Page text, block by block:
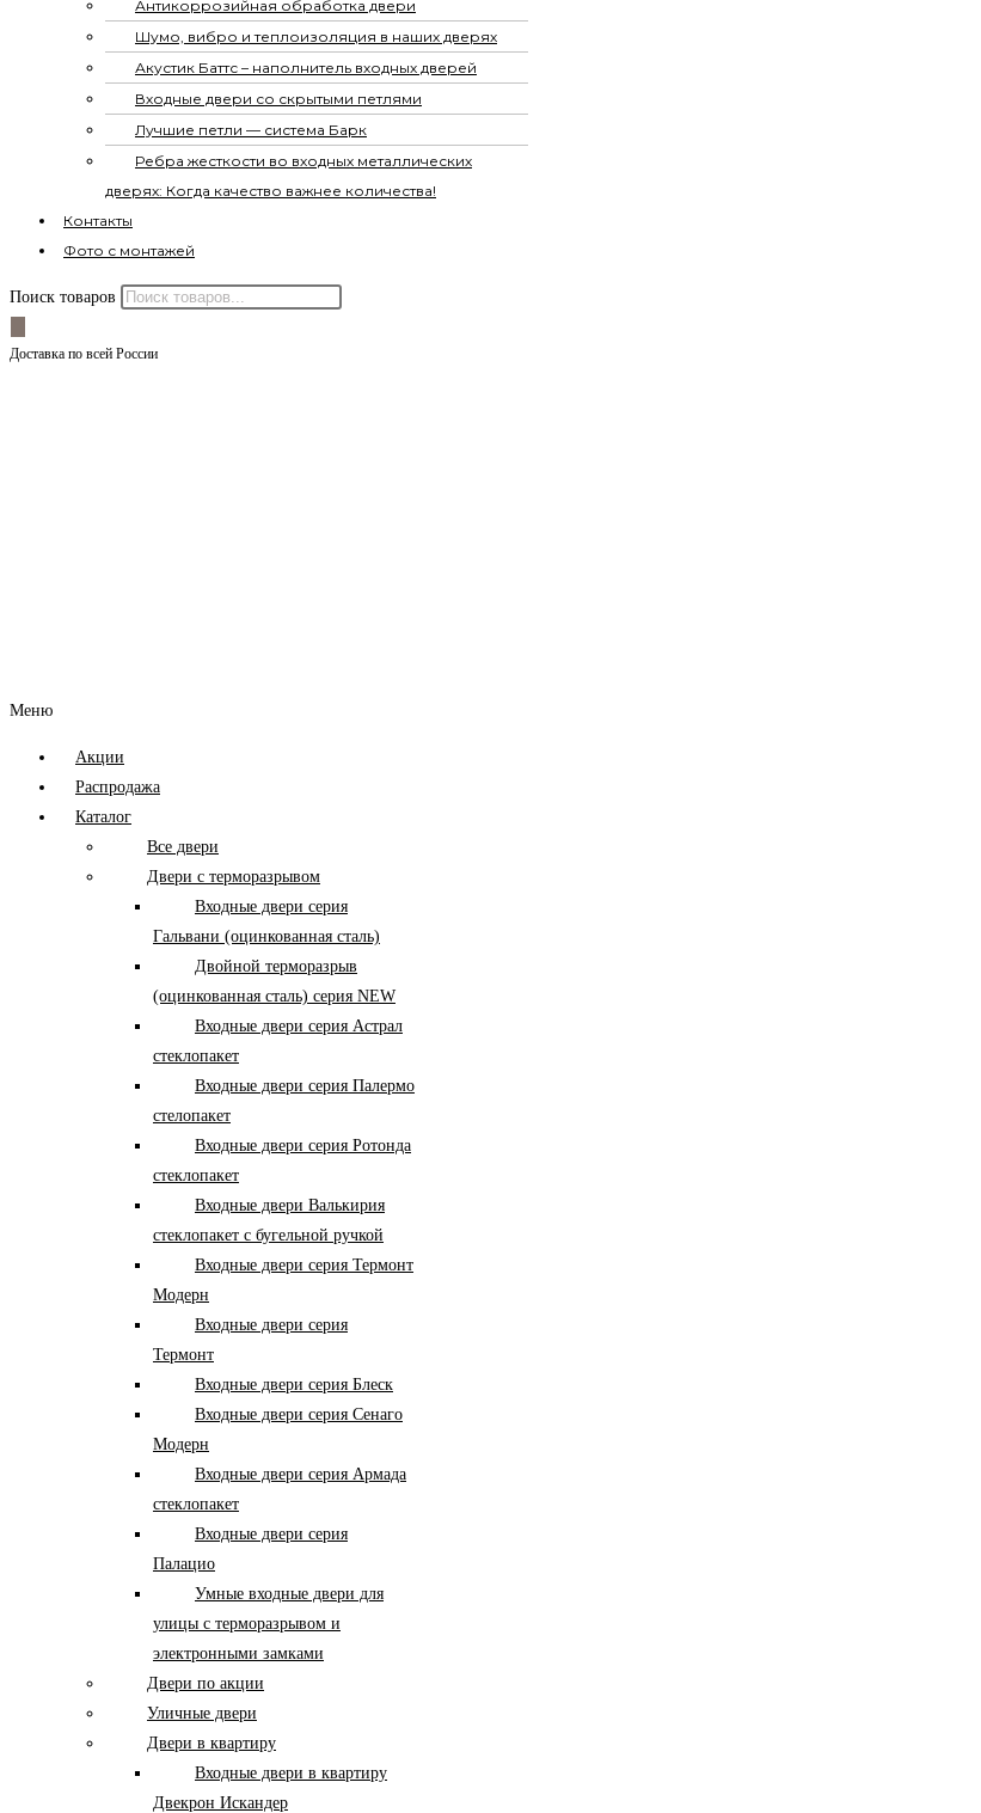
Антикоррозийная обработка двери
Шумо, вибро и теплоизоляция в наших дверях
Акустик Баттс – наполнитель входных дверей
Входные двери со скрытыми петлями
Лучшие петли — система Барк
Ребра жесткости во входных металлических
дверях: Когда качество важнее количества!
Контакты
Фото с монтажей
Поиск товаров
Доставка по всей России
Меню
Акции
Распродажа
Каталог
Все двери
Двери с терморазрывом
Входные двери серия
Гальвани (оцинкованная сталь)
Двойной терморазрыв
(оцинкованная сталь) серия NEW
Входные двери серия Астрал
стеклопакет
Входные двери серия Палермо
стелопакет
Входные двери серия Ротонда
стеклопакет
Входные двери Валькирия
стеклопакет с бугельной ручкой
Входные двери серия Термонт
Модерн
Входные двери серия
Термонт
Входные двери серия Блеск
Входные двери серия Сенаго
Модерн
Входные двери серия Армада
стеклопакет
Входные двери серия
Палацио
Умные входные двери для
улицы с терморазрывом и
электронными замками
Двери по акции
Уличные двери
Двери в квартиру
Входные двери в квартиру
Двекрон Искандер